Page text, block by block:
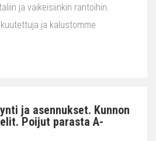
ja vaikeisiinkin rantoihin.
ja kalustomme
ja asennukset. Kunnon
Poijut parasta A-